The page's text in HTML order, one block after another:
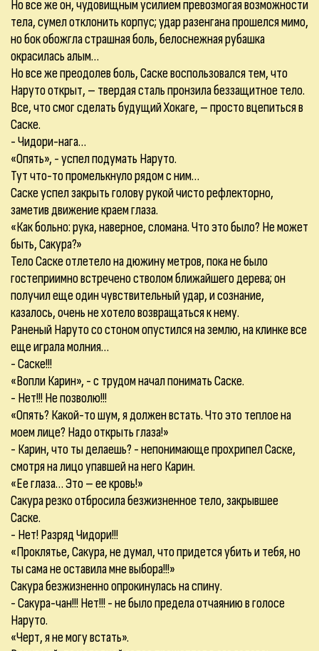
Но все же он, чудовищным усилием превозмогая возможности
тела, сумел отклонить корпус; удар разенгана прошелся мимо,
но бок обожгла страшная боль, белоснежная рубашка
окрасилась алым…
Но все же преодолев боль, Саске воспользовался тем, что
Наруто открыт, – твердая сталь пронзила беззащитное тело.
Все, что смог сделать будущий Хокаге, – просто вцепиться в
Саске.
- Чидори-нага…
«Опять», - успел подумать Наруто.
Тут что-то промелькнуло рядом с ним…
Саске успел закрыть голову рукой чисто рефлекторно,
заметив движение краем глаза.
«Как больно: рука, наверное, сломана. Что это было? Не может
быть, Сакура?»
Тело Саске отлетело на дюжину метров, пока не было
гостеприимно встречено стволом ближайшего дерева; он
получил еще один чувствительный удар, и сознание,
казалось, очень не хотело возвращаться к нему.
Раненый Наруто со стоном опустился на землю, на клинке все
еще играла молния…
- Саске!!!
«Вопли Карин», - с трудом начал понимать Саске.
- Нет!!! Не позволю!!!
«Опять? Какой-то шум, я должен встать. Что это теплое на
моем лице? Надо открыть глаза!»
- Карин, что ты делаешь? - непонимающе прохрипел Саске,
смотря на лицо упавшей на него Карин.
«Ее глаза… Это – ее кровь!»
Сакура резко отбросила безжизненное тело, закрывшее
Саске.
- Нет! Разряд Чидори!!!
«Проклятье, Сакура, не думал, что придется убить и тебя, но
ты сама не оставила мне выбора!!!»
Сакура безжизненно опрокинулась на спину.
- Сакура-чан!!! Нет!!! - не было предела отчаянию в голосе
Наруто.
«Черт, я не могу встать».